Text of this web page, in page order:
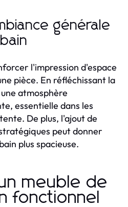
générale
l'impression d'espace
pièce. En réfléchissant la
atmosphère
essentielle dans les
De plus, l'ajout de
peut donner
plus spacieuse.
meuble de
fonctionnel